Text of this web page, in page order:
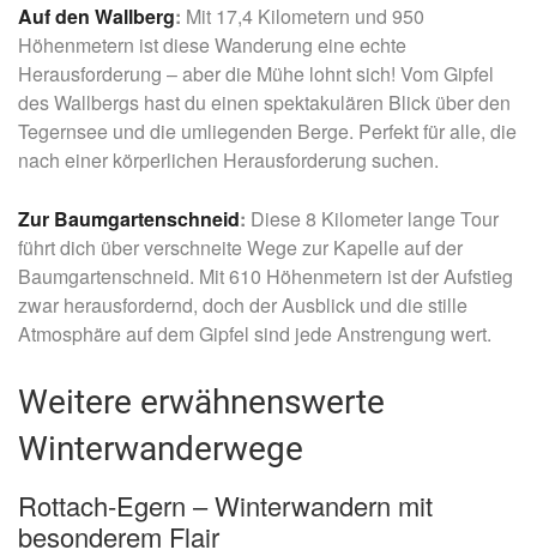
Auf den Wallberg: Mit 17,4 Kilometern und 950
Höhenmetern ist diese Wanderung eine echte
Herausforderung – aber die Mühe lohnt sich! Vom Gipfel
des Wallbergs hast du einen spektakulären Blick über den
Tegernsee und die umliegenden Berge. Perfekt für alle, die
nach einer körperlichen Herausforderung suchen.
Zur Baumgartenschneid: Diese 8 Kilometer lange Tour
führt dich über verschneite Wege zur Kapelle auf der
Baumgartenschneid. Mit 610 Höhenmetern ist der Aufstieg
zwar herausfordernd, doch der Ausblick und die stille
Atmosphäre auf dem Gipfel sind jede Anstrengung wert.
Weitere erwähnenswerte
Winterwanderwege
Rottach-Egern – Winterwandern mit
besonderem Flair